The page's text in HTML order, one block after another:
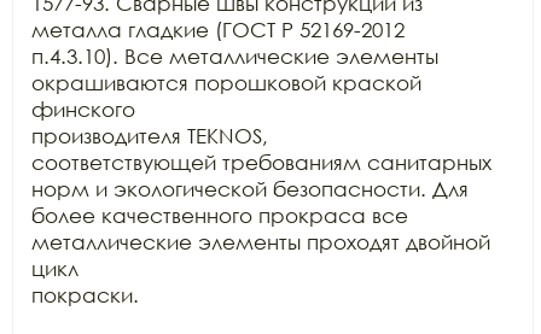
металла гладкие (ГОСТ Р 52169-2012
п.4.3.10). Все металлические элементы
окрашиваются порошковой краской
финского
производителя TEKNOS,
соответствующей требованиям санитарных
норм и экологической безопасности. Для
более качественного прокраса все
металлические элементы проходят двойной
цикл
покраски.